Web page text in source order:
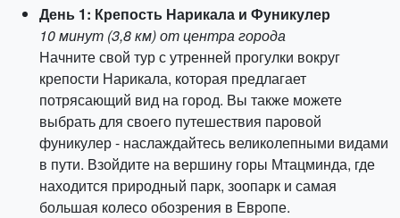
День 1: Крепость Нарикала и Фуникулер
10 минут (3,8 км) от центра города
Начните свой тур с утренней прогулки вокруг
крепости Нарикала, которая предлагает
потрясающий вид на город. Вы также можете
выбрать для своего путешествия паровой
фуникулер - наслаждайтесь великолепными видами
в пути. Взойдите на вершину горы Мтацминда, где
находится природный парк, зоопарк и самая
большая колесо обозрения в Европе.